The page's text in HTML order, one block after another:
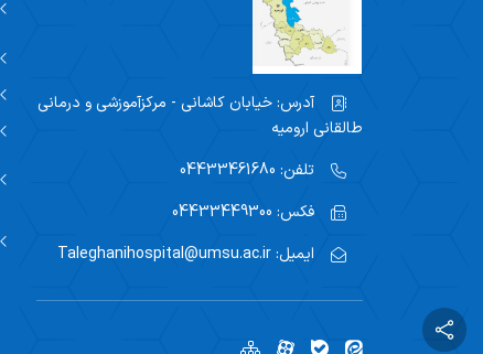
آدرس:خیابان کاشانی - مرکزآموزشی و درمانی
طالقانی ارومیه
تلفن:
فکس:
ایمیل:Taleghanihospital@umsu.ac.ir